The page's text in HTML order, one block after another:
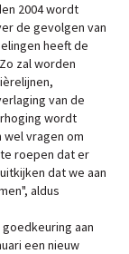
2004 wordt
de gevolgen van
heeft de
zal worden
van de
wordt
vragen om
roepen dat er
dat we aan
aldus
aan
een nieuw